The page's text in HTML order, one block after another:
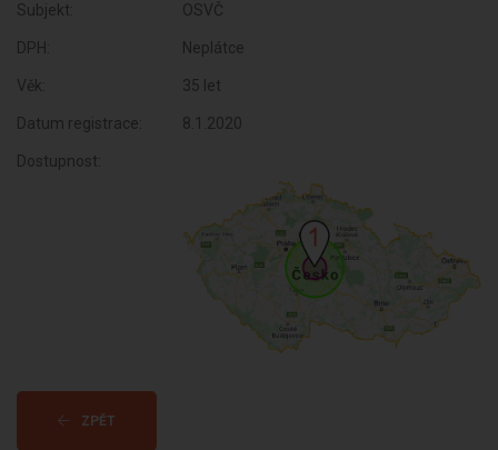
Subjekt: OSVČ
DPH: Neplátce
Věk: 35 let
Datum registrace: 8.1.2020
Dostupnost:
ZPĚT